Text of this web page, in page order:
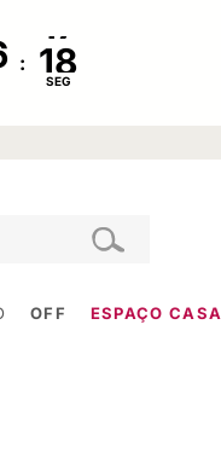
:
SEG
OFF ESPAÇO CASA